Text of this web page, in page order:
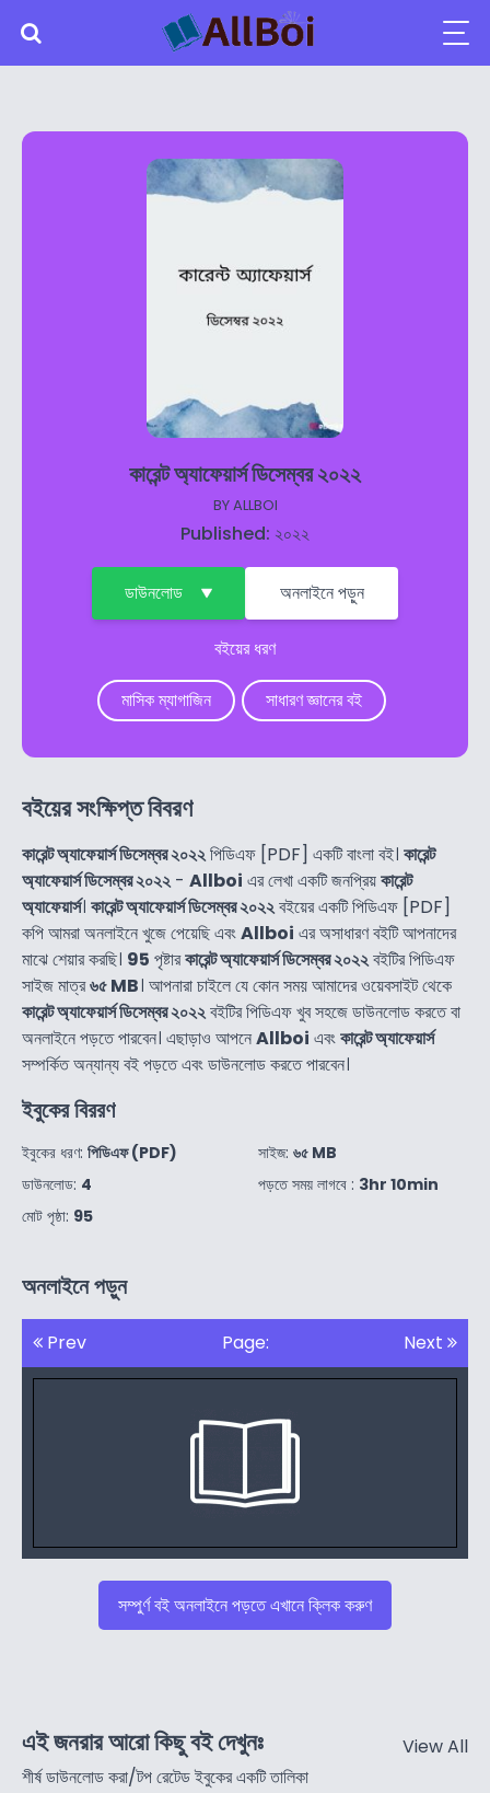
কারেন্ট অ্যাফেয়ার্স ডিসেম্বর ২০২২
BYALLBOI
Published: ২০২২
ডাউনলোড অনলাইনে পড়ুন
বইয়ের ধরণ
মাসিক ম্যাগাজিন সাধারণ জ্ঞানের বই
বইয়ের সংক্ষিপ্ত বিবরণ
কারেন্ট অ্যাফেয়ার্স ডিসেম্বর ২০২২পিডিএফ [PDF] একটি বাংলা বই। কারেন্ট
অ্যাফেয়ার্স ডিসেম্বর ২০২২- Allboi এর লেখা একটি জনপ্রিয়কারেন্ট
অ্যাফেয়ার্স। কারেন্ট অ্যাফেয়ার্স ডিসেম্বর ২০২২বইয়ের একটি পিডিএফ [PDF]
কপি আমরা অনলাইনে খুজে পেয়েছি এবংAllboi এর অসাধারণ বইটি আপনাদের
মাঝে শেয়ার করছি। 95 পৃষ্টারকারেন্ট অ্যাফেয়ার্স ডিসেম্বর ২০২২বইটির পিডিএফ
সাইজ মাত্র৬৫ MB। আপনারা চাইলে যে কোন সময় আমাদের ওয়েবসাইট থেকে
কারেন্ট অ্যাফেয়ার্স ডিসেম্বর ২০২২বইটির পিডিএফ খুব সহজে ডাউনলোড করতে বা
অনলাইনে পড়তে পারবেন। এছাড়াও আপনেAllboi এবংকারেন্ট অ্যাফেয়ার্স
সম্পর্কিত অন্যান্য বই পড়তে এবং ডাউনলোড করতে পারবেন।
ইবুকের বিররণ
ইবুকের ধরণ: পিডিএফ (PDF)
ডাউনলোড: 4
মোট পৃষ্ঠা: 95
সাইজ: ৬৫ MB
পড়তে সময় লাগবে : 3hr 10min
অনলাইনে পড়ুন
Prev Page: Next
সম্পুর্ণ বই অনলাইনে পড়তে এখানে ক্লিক করুণ
এই জনরার আরো কিছু বই দেখুনঃ
শীর্ষ ডাউনলোড করা/টপ রেটেড ইবুকের একটি তালিকা
View All